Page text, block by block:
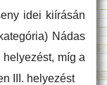
idei kiírásán
Nádas
míg a
III. helyezést